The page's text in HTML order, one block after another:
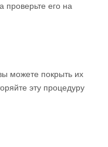
проверьте его на
можете покрыть их
эту процедуру